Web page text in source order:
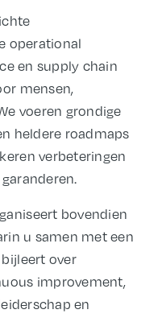
operational
en supply chain
mensen,
voeren grondige
heldere roadmaps
verbeteringen
bovendien
u samen met een
over
improvement,
en